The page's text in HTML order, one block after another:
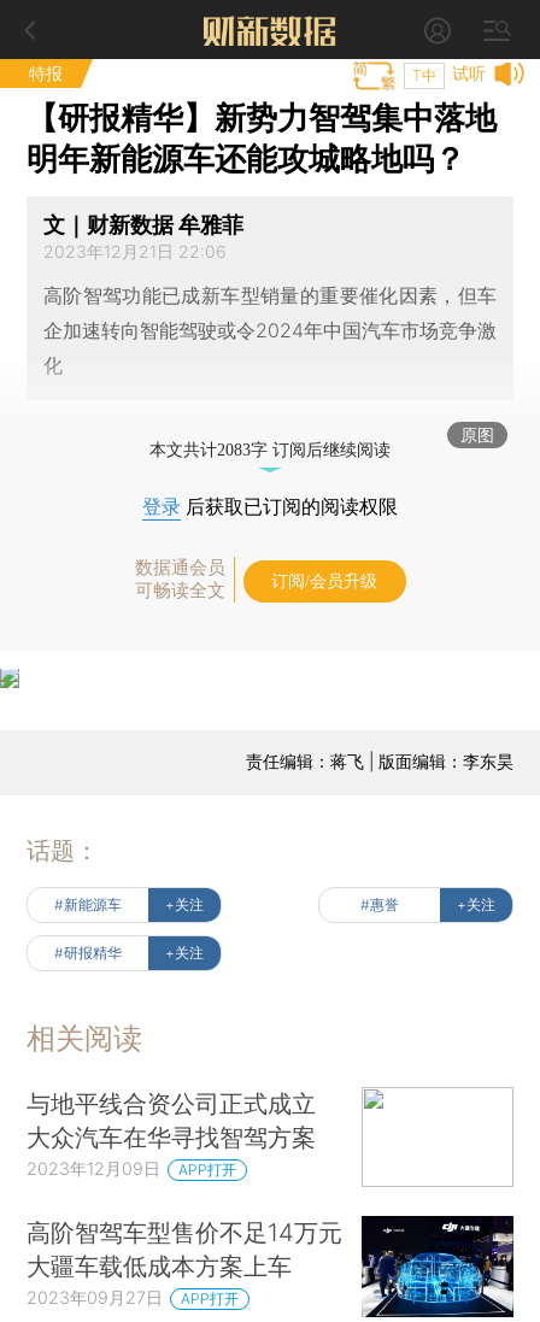
特报 试听
T中
【研报精华】新势力智驾集中落地
明年新能源车还能攻城略地吗？
文｜财新数据 牟雅菲
2023年12月21日 22:06
高阶智驾功能已成新车型销量的重要催化因素，但车
企加速转向智能驾驶或令2024年中国汽车市场竞争激
化
原图
本文共计2083字 订阅后继续阅读
登录 后获取已订阅的阅读权限
数据通会员
可畅读全文
订阅/会员升级
责任编辑：蒋飞 | 版面编辑：李东昊
话题：
#新能源车 +关注 #惠誉 +关注
#研报精华 +关注
相关阅读
与地平线合资公司正式成立
大众汽车在华寻找智驾方案
2023年12月09日 APP打开
高阶智驾车型售价不足14万元
大疆车载低成本方案上车
2023年09月27日 APP打开